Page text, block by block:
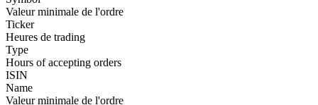
Valeur minimale de l'ordre
Ticker
Heures de trading
Type
Hours of accepting orders
ISIN
Name
Valeur minimale de l'ordre